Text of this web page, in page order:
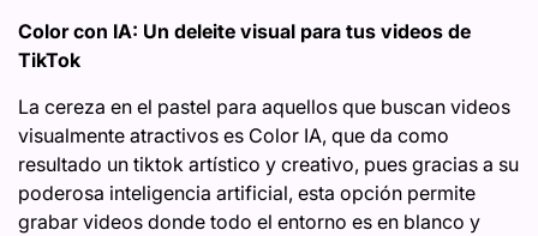
Color con IA: Un deleite visual para tus videos de
TikTok
La cereza en el pastel para aquellos que buscan videos
visualmente atractivos es Color IA, que da como
resultado un tiktok artístico y creativo, pues gracias a su
poderosa inteligencia artificial, esta opción permite
grabar videos donde todo el entorno es en blanco y